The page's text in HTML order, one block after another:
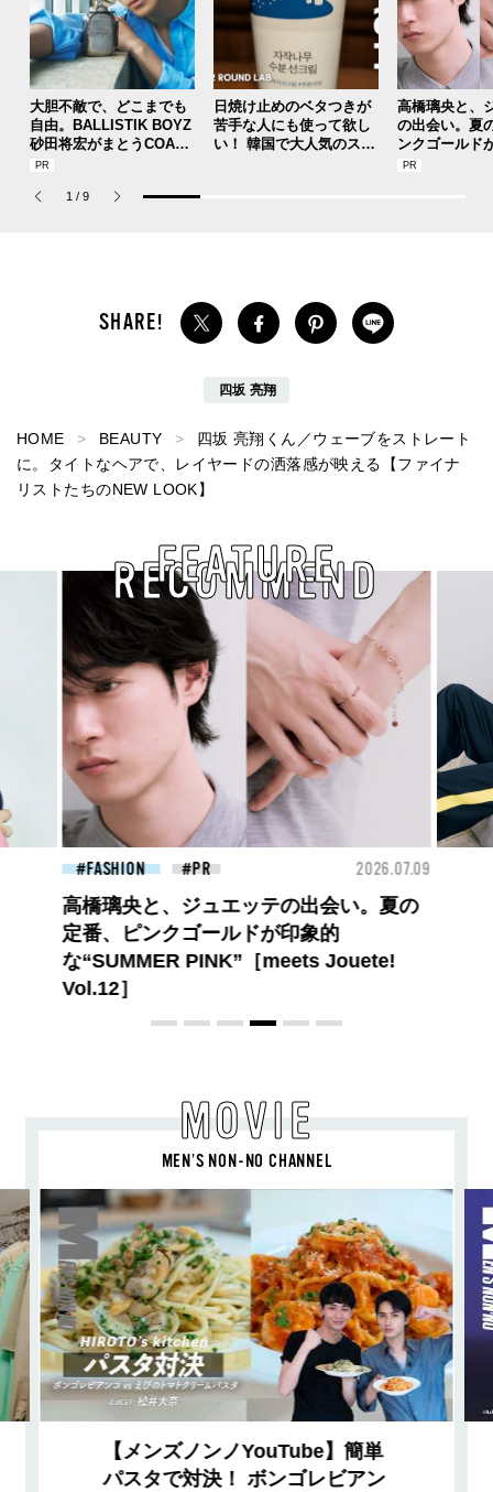
大胆不敵で、どこまでも
自由。BALLISTIK BOYZ
砂田将宏がまとうCOACH
の新作フレグランス「コ
パルファム」
日焼け止めのベタつきが
苦手な人にも使って欲し
い！ 韓国で大人気のスト
高橋璃央と、
の出会い。夏
ンクゴールド
SUMMER
1 / 9
四坂 亮翔
HOME BEAUTY
四坂 亮翔くん／ウェーブをストレート
に。タイトなヘアで、レイヤードの洒落感が映える【ファイナ
リストたちのNEW LOOK】
RECOMMEND
FEATURE
FASHION 2026.07.09
ロエベの新しい世界へようこそ。大胆な
コントラストとレイヤードの先に。装う
喜び、明るいスピリット
MOVIE
MEN’S NON-NO CHANNEL
【メンズノンノYouTube】簡単
パスタで対決！ ボンゴレビアン